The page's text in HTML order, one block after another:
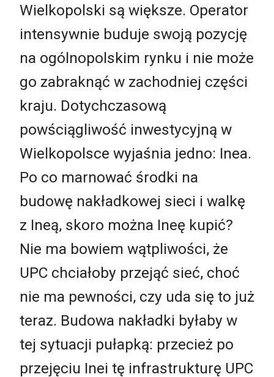
Wielkopolski są większe. Operator
intensywnie buduje swoją pozycję
na ogólnopolskim rynku i nie może
go zabraknąć w zachodniej części
kraju. Dotychczasową
powściągliwość inwestycyjną w
Wielkopolsce wyjaśnia jedno: Inea.
Po co marnować środki na
budowę nakładkowej sieci i walkę
z Ineą, skoro można Ineę kupić?
Nie ma bowiem wątpliwości, że
UPC chciałoby przejąć sieć, choć
nie ma pewności, czy uda się to już
teraz. Budowa nakładki byłaby w
tej sytuacji pułapką: przecież po
przejęciu Inei tę infrastrukturę UPC